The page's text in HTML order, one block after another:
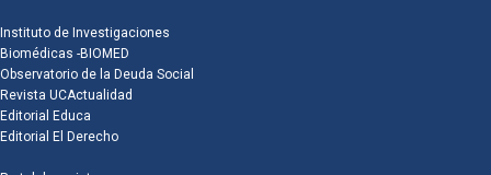
Instituto de Investigaciones
Biomédicas -BIOMED
Observatorio de la Deuda Social
Revista UCActualidad
Editorial Educa
Editorial El Derecho